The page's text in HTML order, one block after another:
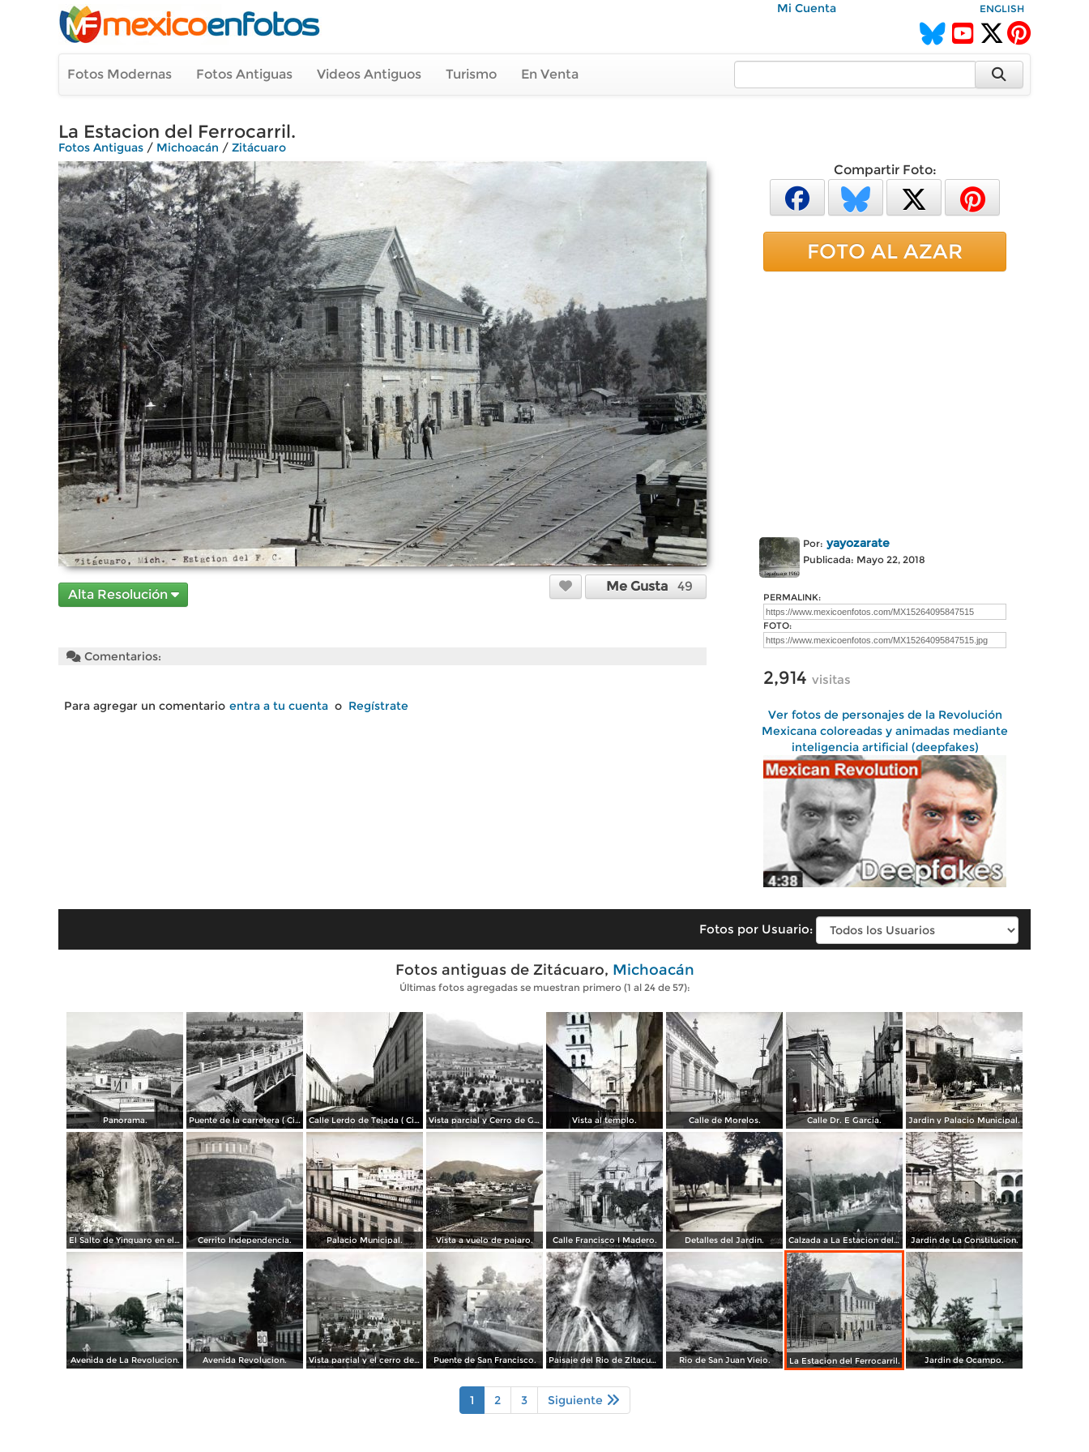
Mi Cuenta ENGLISH
Fotos Modernas Fotos Antiguas Videos Antiguos Turismo En Venta
La Estacion del Ferrocarril.
Fotos Antiguas / Michoacán / Zitácuaro
Alta Resolución
Me Gusta 49
Comentarios:
Para agregar un comentario entra a tu cuenta o Regístrate
Compartir Foto:
FOTO AL AZAR
Por: yayozarate
Publicada: Mayo 22, 2018
PERMALINK:
FOTO:
2,914 visitas
Ver fotos de personajes de la Revolución
Mexicana coloreadas y animadas mediante
inteligencia artificial (deepfakes)
Fotos por Usuario:
Fotos antiguas de Zitácuaro, Michoacán
Últimas fotos agregadas se muestran primero (1 al 24 de 57):
Panorama. Puente de la carretera ( Circulada el 30 de Abril de 1940 ). Calle Lerdo de Tejada ( Circulada el 9 de Marzo de 1937 ). Vista parcial y Cerro de Guadalupe Vista al templo. Calle de Morelos. Calle Dr. E Garcia. Jardin y Palacio Municipal.
El Salto de Yinguaro en el pueblo de Las Rosas Mpio. de Zitácuaro, Michoacán.( Fechada el 9 de Abril de 1933 ). Cerrito Independencia. Palacio Municipal. Vista a vuelo de pajaro. Calle Francisco I Madero. Detalles del Jardin. Calzada a La Estacion del F C. Jardin de La Constitucion.
Avenida de La Revolucion. Avenida Revolucion. Vista parcial y el cerro de Guadalupe. Puente de San Francisco. Paisaje del Rio de Zitacuaro. Rio de San Juan Viejo. La Estacion del Ferrocarril. Jardin de Ocampo.
1 2 3 Siguiente